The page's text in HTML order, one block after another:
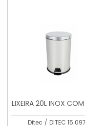
LIXEIRA 20L INOX COM
Ditec / DITEC